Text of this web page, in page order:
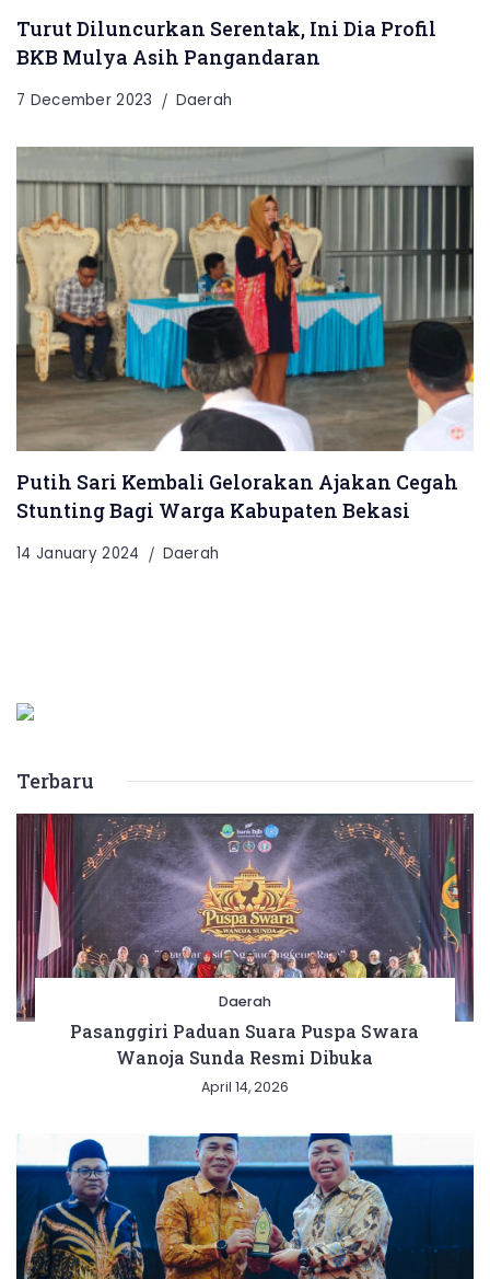
Turut Diluncurkan Serentak, Ini Dia Profil
BKB Mulya Asih Pangandaran
7 December 2023 Daerah
Putih Sari Kembali Gelorakan Ajakan Cegah
Stunting Bagi Warga Kabupaten Bekasi
14 January 2024 Daerah
Terbaru
Daerah
Pasanggiri Paduan Suara Puspa Swara
Wanoja Sunda Resmi Dibuka
April 14, 2026